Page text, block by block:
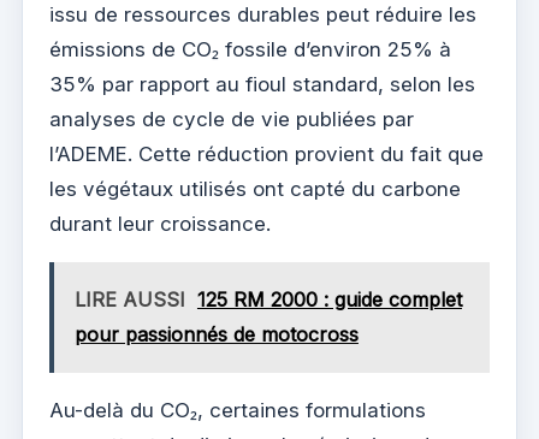
issu de ressources durables peut réduire les
émissions de CO₂ fossile d’environ 25% à
35% par rapport au fioul standard, selon les
analyses de cycle de vie publiées par
l’ADEME. Cette réduction provient du fait que
les végétaux utilisés ont capté du carbone
durant leur croissance.
LIRE AUSSI 125 RM 2000 : guide complet
pour passionnés de motocross
Au-delà du CO₂, certaines formulations